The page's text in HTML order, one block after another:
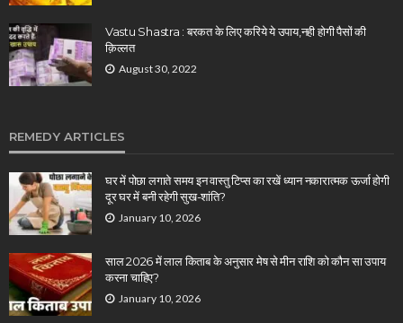
Vastu Shastra : बरकत के लिए करिये ये उपाय,नही होगी पैसों की
क़िल्लत
August 30, 2022
REMEDY ARTICLES
घर में पोछा लगाते समय इन वास्तु टिप्स का रखें ध्यान नकारात्मक ऊर्जा होगी
दूर घर में बनी रहेगी सुख-शांति?
January 10, 2026
साल 2026 में लाल किताब के अनुसार मेष से मीन राशि को कौन सा उपाय
करना चाहिए?
January 10, 2026